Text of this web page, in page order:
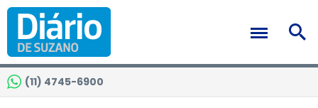
(11) 4745-6900